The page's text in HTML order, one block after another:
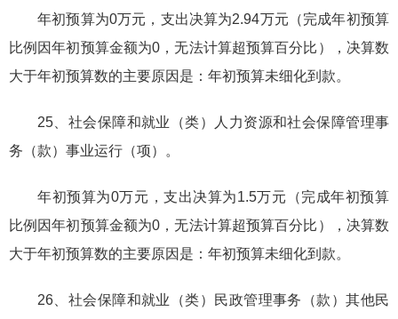
年初预算为0万元，支出决算为2.94万元（完成年初预算
比例因年初预算金额为0，无法计算超预算百分比），决算数
大于年初预算数的主要原因是：年初预算未细化到款。
25、社会保障和就业（类）人力资源和社会保障管理事
务（款）事业运行（项）。
年初预算为0万元，支出决算为1.5万元（完成年初预算
比例因年初预算金额为0，无法计算超预算百分比），决算数
大于年初预算数的主要原因是：年初预算未细化到款。
26、社会保障和就业（类）民政管理事务（款）其他民